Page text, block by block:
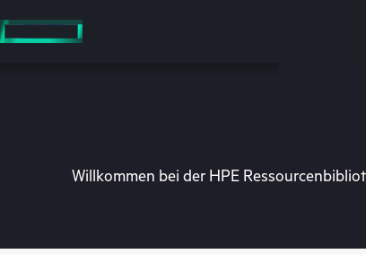
Hauptinhalt
wechseln
Willkommen bei der HPE